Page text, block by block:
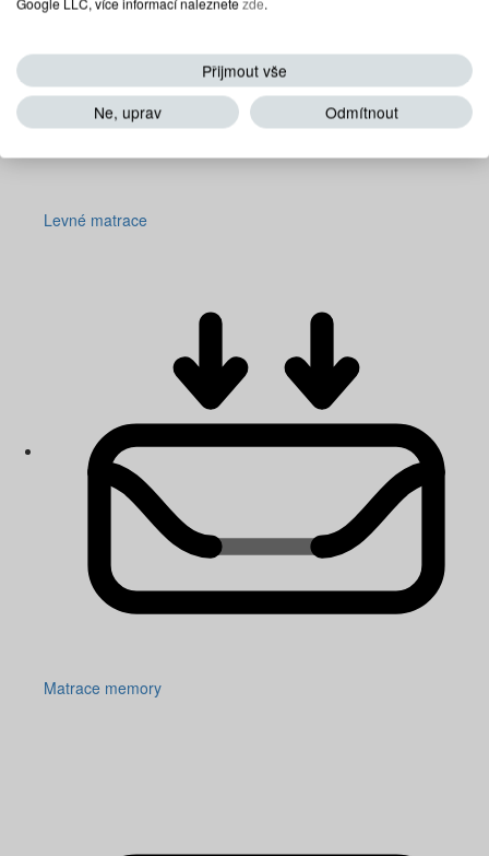
Levné matrace
Matrace memory
Přijmout vše
Ne, uprav
Odmítnout